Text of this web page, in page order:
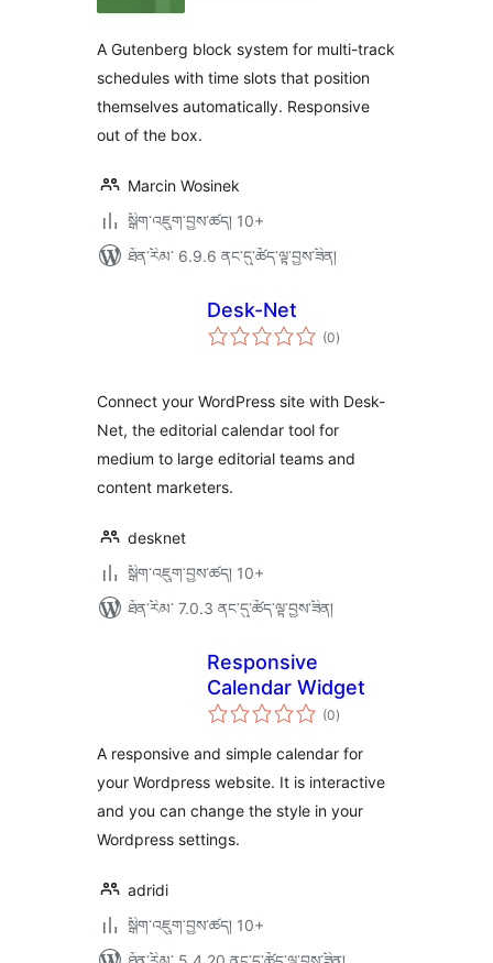
A Gutenberg block system for multi-track
schedules with time slots that position
themselves automatically. Responsive
out of the box.
Marcin Wosinek
སྒྲིག་འཇུག་བྱས་ཚད། 10+
ཐོན་རིམ་ 6.9.6 ནང་དུ་ཚོད་ལྟ་བྱས་ཟིན།
Desk-Net
(0གདེང་
འཇོག་
)
Connect your WordPress site with Desk-
Net, the editorial calendar tool for
medium to large editorial teams and
content marketers.
desknet
སྒྲིག་འཇུག་བྱས་ཚད། 10+
ཐོན་རིམ་ 7.0.3 ནང་དུ་ཚོད་ལྟ་བྱས་ཟིན།
Responsive
Calendar Widget
(0གདེང་
འཇོག་
ཚང་།
)
A responsive and simple calendar for
your Wordpress website. It is interactive
and you can change the style in your
Wordpress settings.
adridi
སྒྲིག་འཇུག་བྱས་ཚད། 10+